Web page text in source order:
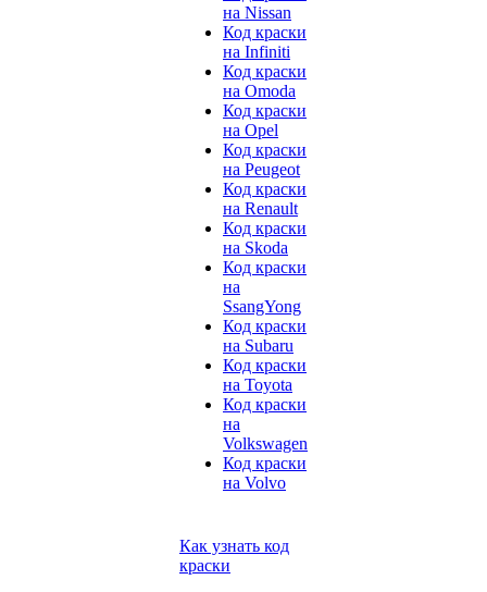
на Nissan
Код краски
на Infiniti
Код краски
на Omoda
Код краски
на Opel
Код краски
на Peugeot
Код краски
на Renault
Код краски
на Skoda
Код краски
на
SsangYong
Код краски
на Subaru
Код краски
на Toyota
Код краски
на
Volkswagen
Код краски
на Volvo
Как узнать код
краски